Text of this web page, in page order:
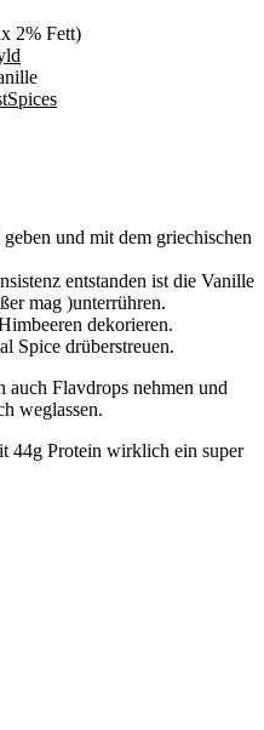
2% Fett)
und mit dem griechischen
entstanden ist die Vanille
mag )unterrühren.
dekorieren.
Spice drüberstreuen.
auch Flavdrops nehmen und
weglassen.
44g Protein wirklich ein super